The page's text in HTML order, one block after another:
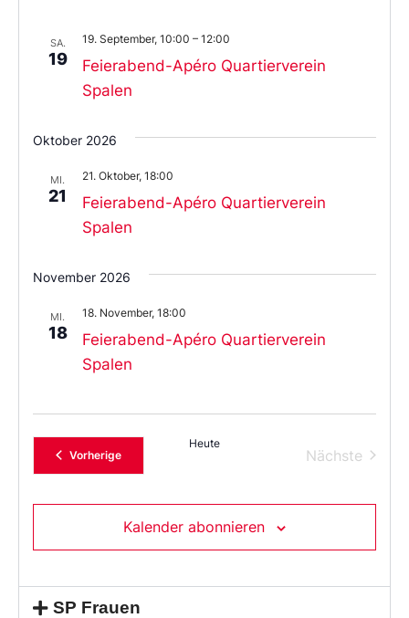
SA.
19
Feierabend-Apéro Quartierverein
Spalen
19. September, 10:00 – 12:00
Oktober 2026
MI.
21
Feierabend-Apéro Quartierverein
Spalen
21. Oktober, 18:00
November 2026
MI.
18
Feierabend-Apéro Quartierverein
Spalen
18. November, 18:00
VorherigeVeranstaltungen
Heute
Nächste
Kalender abonnieren
SP Frauen